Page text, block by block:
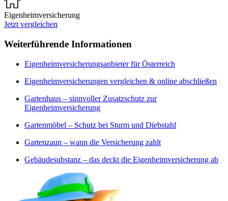
Eigenheimversicherung
Jetzt vergleichen
Weiterführende Informationen
Eigenheimversicherungsanbieter für Österreich
Eigenheimversicherungen vergleichen & online abschließen
Gartenhaus – sinnvoller Zusatzschutz zur
Eigenheimversicherung
Gartenmöbel – Schutz bei Sturm und Diebstahl
Gartenzaun – wann die Versicherung zahlt
Gebäudesubstanz – das deckt die Eigenheimversicherung ab